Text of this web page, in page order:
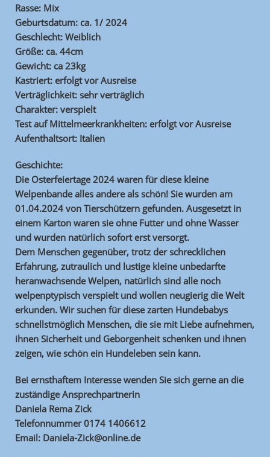
Rasse: Mix
Geburtsdatum: ca. 1/ 2024
Geschlecht: Weiblich
Größe: ca. 44cm
Gewicht: ca 23kg
Kastriert: erfolgt vor Ausreise
Verträglichkeit: sehr verträglich
Charakter: verspielt
Test auf Mittelmeerkrankheiten: erfolgt vor Ausreise
Aufenthaltsort: Italien
Geschichte:
Die Osterfeiertage 2024 waren für diese kleine
Welpenbande alles andere als schön! Sie wurden am
01.04.2024 von Tierschützern gefunden. Ausgesetzt in
einem Karton waren sie ohne Futter und ohne Wasser
und wurden natürlich sofort erst versorgt.
Dem Menschen gegenüber, trotz der schrecklichen
Erfahrung, zutraulich und lustige kleine unbedarfte
heranwachsende Welpen, natürlich sind alle noch
welpenptypisch verspielt und wollen neugierig die Welt
erkunden. Wir suchen für diese zarten Hundebabys
schnellstmöglich Menschen, die sie mit Liebe aufnehmen,
ihnen Sicherheit und Geborgenheit schenken und ihnen
zeigen, wie schön ein Hundeleben sein kann.
Bei ernsthaftem Interesse wenden Sie sich gerne an die
zuständige Ansprechpartnerin
Daniela Rema Zick
Telefonnummer 0174 1406612
Email: Daniela-Zick@online.de